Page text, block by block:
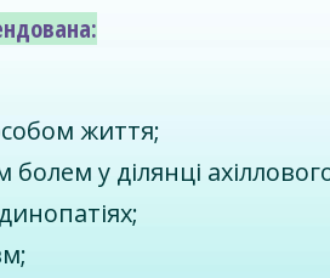
життя;
болем у ділянці